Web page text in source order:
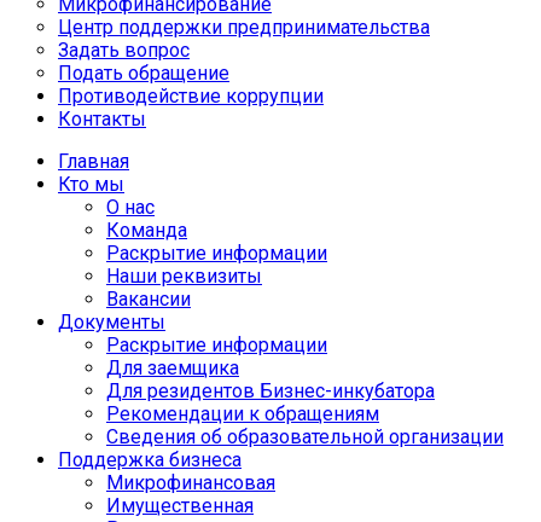
Центр поддержки предпринимательства
Задать вопрос
Подать обращение
Противодействие коррупции
Контакты
Главная
Кто мы
О нас
Команда
Раскрытие информации
Наши реквизиты
Вакансии
Документы
Раскрытие информации
Для заемщика
Для резидентов Бизнес-инкубатора
Рекомендации к обращениям
Сведения об образовательной организации
Поддержка бизнеса
Микрофинансовая
Имущественная